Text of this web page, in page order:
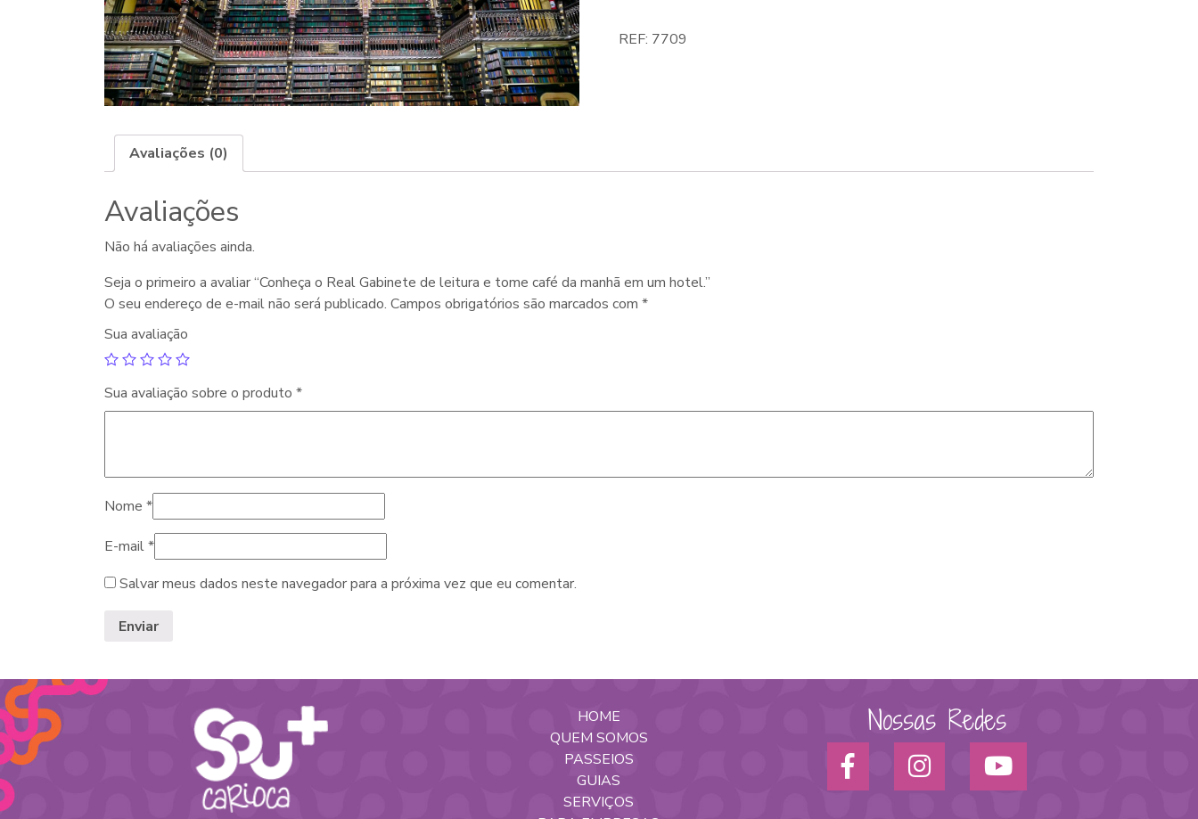
REF: 7709
Avaliações (0)
Avaliações
Não há avaliações ainda.
Seja o primeiro a avaliar “Conheça o Real Gabinete de leitura e tome café da manhã em um hotel.”
O seu endereço de e-mail não será publicado. Campos obrigatórios são marcados com *
Sua avaliação
Sua avaliação sobre o produto *
Nome *
E-mail*
Salvar meus dados neste navegador para a próxima vez que eu comentar.
HOME
QUEM SOMOS
PASSEIOS
GUIAS
SERVIÇOS
Nossas Redes